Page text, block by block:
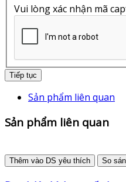
Vui lòng xác nhận mã
Tiếp tục
Sản phẩm liên quan
Sản phẩm liên quan
Thêm vào DS yêu thích So